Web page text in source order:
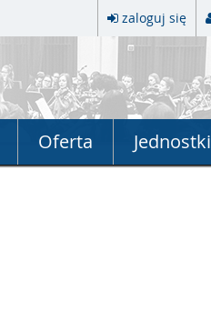
zaloguj się
Oferta Jednostki